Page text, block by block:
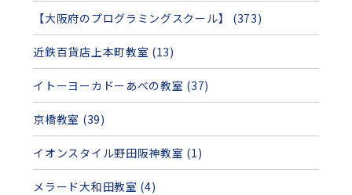
【大阪府のプログラミングスクール】 (373)
近鉄百貨店上本町教室 (13)
イトーヨーカドーあべの教室 (37)
京橋教室 (39)
イオンスタイル野田阪神教室 (1)
メラード大和田教室 (4)